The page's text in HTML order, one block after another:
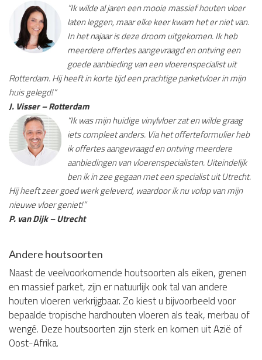
“Ik wilde al jaren een mooie massief houten vloer
laten leggen, maar elke keer kwam het er niet van.
In het najaar is deze droom uitgekomen. Ik heb
meerdere offertes aangevraagd en ontving een
goede aanbieding van een vloerenspecialist uit
Rotterdam. Hij heeft in korte tijd een prachtige parketvloer in mijn
huis gelegd!”
J. Visser – Rotterdam
“Ik was mijn huidige vinylvloer zat en wilde graag
iets compleet anders. Via het offerteformulier heb
ik offertes aangevraagd en ontving meerdere
aanbiedingen van vloerenspecialisten. Uiteindelijk
ben ik in zee gegaan met een specialist uit Utrecht.
Hij heeft zeer goed werk geleverd, waardoor ik nu volop van mijn
nieuwe vloer geniet!”
P. van Dijk – Utrecht
Andere houtsoorten
Naast de veelvoorkomende houtsoorten als eiken, grenen
en massief parket, zijn er natuurlijk ook tal van andere
houten vloeren verkrijgbaar. Zo kiest u bijvoorbeeld voor
bepaalde tropische hardhouten vloeren als teak, merbau of
wengé. Deze houtsoorten zijn sterk en komen uit Azië of
Oost-Afrika.